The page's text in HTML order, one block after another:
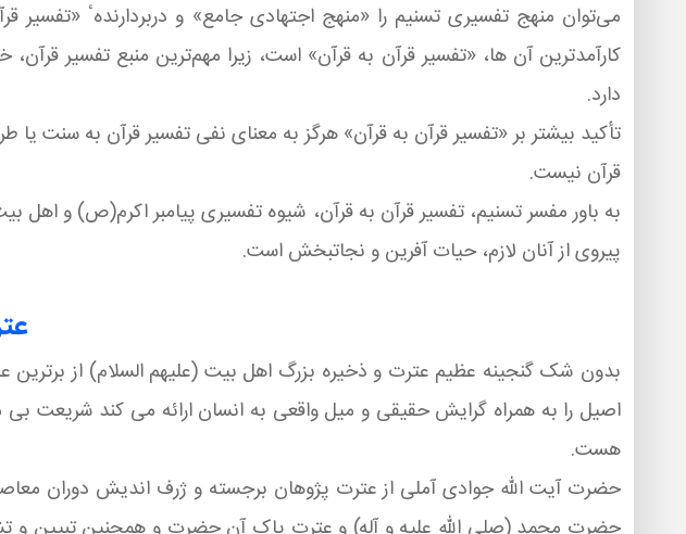
می‌توان منهج تفسیری تسنیم را «منهج اجتهادی جامع» و دربردارندهٴ
كارآمدترین آن ها، «تفسیر قرآن به قرآن» است، زیرا مهم‌ترین منبع تفسیر
دارد.
تأكید بیشتر بر «تفسیر قرآن به قرآن» هرگز به معنای نفی تفسیر قرآن به سنت
قرآن نیست.
به باور مفسر تسنیم، تفسیر قرآن به قرآن، شیوه تفسیری پیامبر اكرم(ص) و
پیروی از آنان لازم، حیات آفرین و نجاتبخش است.
بدون شک گنجینه عظیم عترت و ذخیره بزرگ اهل بیت (علیهم السلام) از
اصیل را به همراه گرایش حقیقی و میل واقعی به انسان ارائه می کند شریعت
هست.
حضرت آیت الله جوادی آملی از عترت پژوهان برجسته و ژرف اندیش دوران